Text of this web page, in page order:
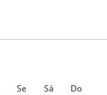
Se Sá Do